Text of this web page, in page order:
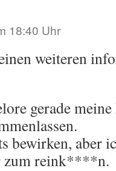
18:40 Uhr
weiteren
gerade
bewirken, aber
zum reink****n.